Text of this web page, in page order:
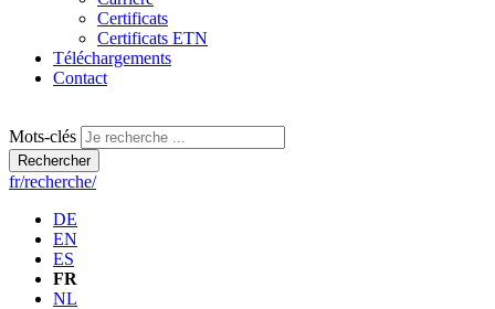
Certificats
Certificats ETN
Téléchargements
Contact
Mots-clés
Rechercher
fr/recherche/
DE
EN
ES
FR
NL